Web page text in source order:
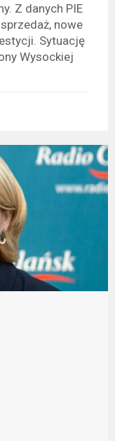
Z danych PIE
nowe
Sytuację
Wysockiej